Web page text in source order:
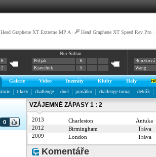
Head Graphene XT Extreme MP A Head Graphene XT Speed Rev Pro
6
2
Nur-Sultan
Poljak
6
Kravchuk
5
Bouzková
Wang
Galerie Video Inzeráty Kluby Haly
tikety challenge duel prasátko challenge turnaj deblík
0
VZÁJEMNÉ ZÁPASY 1 : 2
2013 Charleston Antuka
2012
Birmingham Tráva
2009
London Tráva
Komentáře